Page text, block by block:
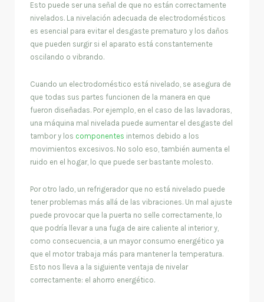
Esto puede ser una señal de que no están correctamente
nivelados. La nivelación adecuada de electrodomésticos
es esencial para evitar el desgaste prematuro y los daños
que pueden surgir si el aparato está constantemente
oscilando o vibrando.
Cuando un electrodoméstico está nivelado, se asegura de
que todas sus partes funcionen de la manera en que
fueron diseñadas. Por ejemplo, en el caso de las lavadoras,
una máquina mal nivelada puede aumentar el desgaste del
tambor y los componentes internos debido a los
movimientos excesivos. No solo eso, también aumenta el
ruido en el hogar, lo que puede ser bastante molesto.
Por otro lado, un refrigerador que no está nivelado puede
tener problemas más allá de las vibraciones. Un mal ajuste
puede provocar que la puerta no selle correctamente, lo
que podría llevar a una fuga de aire caliente al interior y,
como consecuencia, a un mayor consumo energético ya
que el motor trabaja más para mantener la temperatura.
Esto nos lleva a la siguiente ventaja de nivelar
correctamente: el ahorro energético.